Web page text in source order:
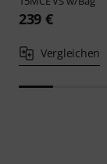
239 €
Vergleichen